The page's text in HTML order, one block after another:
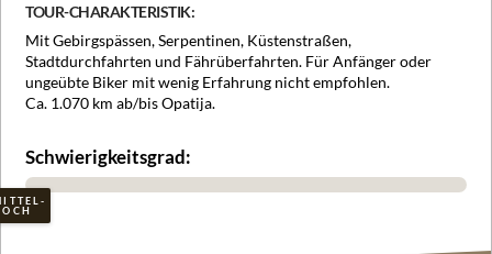
TOUR-CHARAKTERISTIK:
Mit Gebirgspässen, Serpentinen, Küstenstraßen,
Stadtdurchfahrten und Fährüberfahrten. Für Anfänger oder
ungeübte Biker mit wenig Erfahrung nicht empfohlen.
Ca. 1.070 km ab/bis Opatija.
Schwierigkeitsgrad: